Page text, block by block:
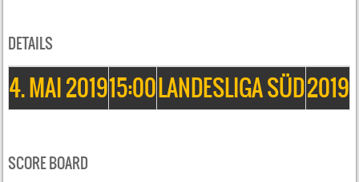
DETAILS
4. MAI 201915:00LANDESLIGA SÜD2019
SCORE BOARD